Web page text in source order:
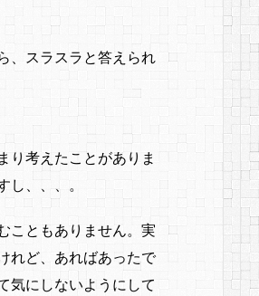
、スラスラと答えられ
り考えたことがありま
、、、。
こともありません。実
れど、あればあったで
気にしないようにして